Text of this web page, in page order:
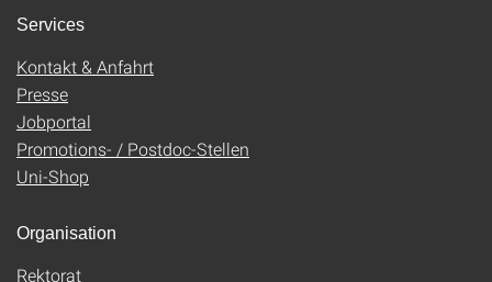
Services
Kontakt & Anfahrt
Presse
Jobportal
Promotions- / Postdoc-Stellen
Uni-Shop
Organisation
Rektorat